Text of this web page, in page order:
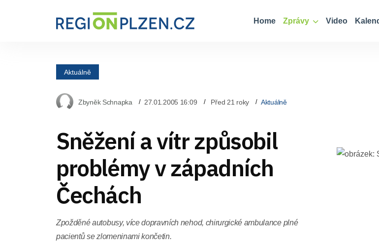
Home Zprávy Video
Aktuálně
Zbyněk Schnapka 27.01.2005 16:09 Před 21 roky Aktuálně
Sněžení a vítr způsobil
problémy v západních
Čechách
Zpožděné autobusy, více dopravních nehod, chirurgické ambulance plné
pacientů se zlomeninami končetin.